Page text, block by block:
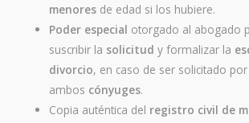
menores de edad si los hubiere.
Poder especial otorgado al abogado
suscribir la solicitud y formalizar la
divorcio, en caso de ser solicitado por
ambos cónyuges.
Copia auténtica del registro civil de